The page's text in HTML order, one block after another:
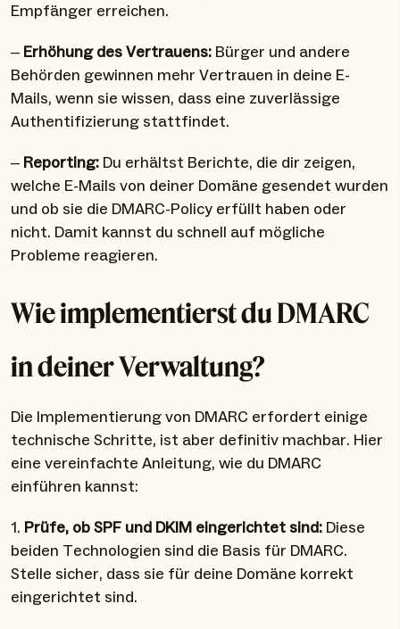
Empfänger erreichen.
– Erhöhung des Vertrauens: Bürger und andere
Behörden gewinnen mehr Vertrauen in deine E-
Mails, wenn sie wissen, dass eine zuverlässige
Authentifizierung stattfindet.
– Reporting: Du erhältst Berichte, die dir zeigen,
welche E-Mails von deiner Domäne gesendet wurden
und ob sie die DMARC-Policy erfüllt haben oder
nicht. Damit kannst du schnell auf mögliche
Probleme reagieren.
Wie implementierst du DMARC
in deiner Verwaltung?
Die Implementierung von DMARC erfordert einige
technische Schritte, ist aber definitiv machbar. Hier
eine vereinfachte Anleitung, wie du DMARC
einführen kannst:
1. Prüfe, ob SPF und DKIM eingerichtet sind: Diese
beiden Technologien sind die Basis für DMARC.
Stelle sicher, dass sie für deine Domäne korrekt
eingerichtet sind.